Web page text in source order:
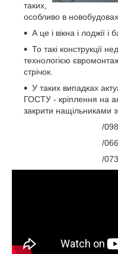
таких,
особливо в
А це і вікна і лоджії і
То такі конструкції
технологією
стрічок.
У таких випадках
ГОСТУ - кріплення на
закрити нащільниками
/
/
/